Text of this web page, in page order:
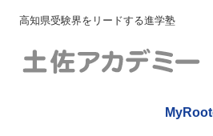
高知県受験界をリードする進学塾